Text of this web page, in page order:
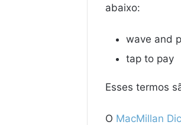
abaixo:
wave and
tap to pay
Esses termos
O MacMillan